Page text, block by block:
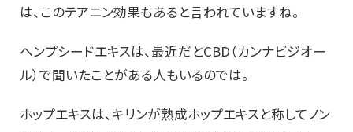
は、このテアニン効果もあると言われていますね。
ヘンプシードエキスは、最近だとCBD（カンナビジオー
ル）で聞いたことがある人もいるのでは。
ホップエキスは、キリンが熟成ホップエキスと称してノン